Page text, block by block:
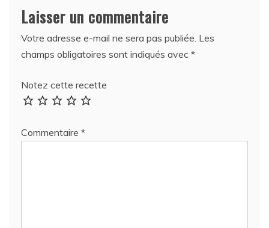
Laisser un commentaire
Votre adresse e-mail ne sera pas publiée. Les
champs obligatoires sont indiqués avec *
Notez cette recette
Commentaire *